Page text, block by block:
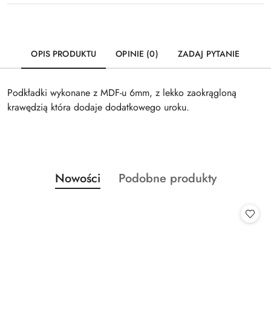
OPIS PRODUKTU OPINIE (0) ZADAJ PYTANIE
Podkładki wykonane z MDF-u 6mm, z lekko zaokrągloną
krawędzią która dodaje dodatkowego uroku.
Pomiń karuzelę produktów
Produkty
o
Nowości
Produkty
Podobne produkty